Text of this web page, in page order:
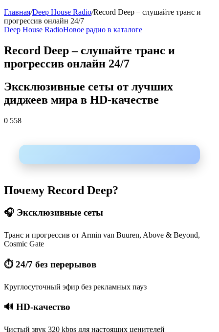
Главная/Deep House Radio/Record Deep – слушайте транс и
прогрессив онлайн 24/7
Deep House RadioНовое радио в каталоге
Record Deep – слушайте транс и
прогрессив онлайн 24/7
Эксклюзивные сеты от лучших
диджеев мира в HD-качестве
0 558
Почему Record Deep?
🎧 Эксклюзивные сеты
Транс и прогрессив от Armin van Buuren, Above & Beyond,
Cosmic Gate
⏱ 24/7 без перерывов
Круглосуточный эфир без рекламных пауз
🔊 HD-качество
Чистый звук 320 kbps для настоящих ценителей